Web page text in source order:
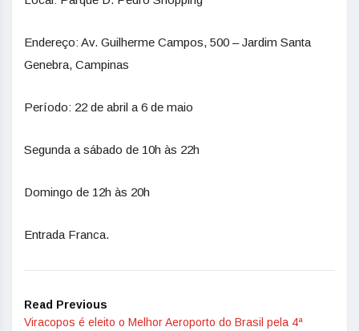
Endereço: Av. Guilherme Campos, 500 – Jardim Santa
Genebra, Campinas
Período: 22 de abril a 6 de maio
Segunda a sábado de 10h às 22h
Domingo de 12h às 20h
Entrada Franca.
Read Previous
Viracopos é eleito o Melhor Aeroporto do Brasil pela 4ª